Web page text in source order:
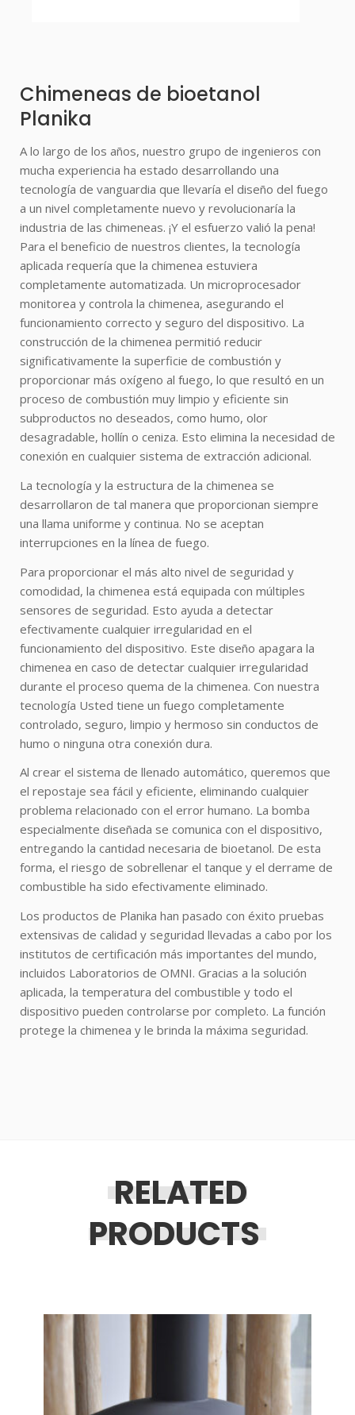
Chimeneas de bioetanol
Planika
A lo largo de los años, nuestro grupo de ingenieros con
mucha experiencia ha estado desarrollando una
tecnología de vanguardia que llevaría el diseño del fuego
a un nivel completamente nuevo y revolucionaría la
industria de las chimeneas. ¡Y el esfuerzo valió la pena!
Para el beneficio de nuestros clientes, la tecnología
aplicada requería que la chimenea estuviera
completamente automatizada. Un microprocesador
monitorea y controla la chimenea, asegurando el
funcionamiento correcto y seguro del dispositivo. La
construcción de la chimenea permitió reducir
significativamente la superficie de combustión y
proporcionar más oxígeno al fuego, lo que resultó en un
proceso de combustión muy limpio y eficiente sin
subproductos no deseados, como humo, olor
desagradable, hollín o ceniza. Esto elimina la necesidad de
conexión en cualquier sistema de extracción adicional.
La tecnología y la estructura de la chimenea se
desarrollaron de tal manera que proporcionan siempre
una llama uniforme y continua. No se aceptan
interrupciones en la línea de fuego.
Para proporcionar el más alto nivel de seguridad y
comodidad, la chimenea está equipada con múltiples
sensores de seguridad. Esto ayuda a detectar
efectivamente cualquier irregularidad en el
funcionamiento del dispositivo. Este diseño apagara la
chimenea en caso de detectar cualquier irregularidad
durante el proceso quema de la chimenea. Con nuestra
tecnología Usted tiene un fuego completamente
controlado, seguro, limpio y hermoso sin conductos de
humo o ninguna otra conexión dura.
Al crear el sistema de llenado automático, queremos que
el repostaje sea fácil y eficiente, eliminando cualquier
problema relacionado con el error humano. La bomba
especialmente diseñada se comunica con el dispositivo,
entregando la cantidad necesaria de bioetanol. De esta
forma, el riesgo de sobrellenar el tanque y el derrame de
combustible ha sido efectivamente eliminado.
Los productos de Planika han pasado con éxito pruebas
extensivas de calidad y seguridad llevadas a cabo por los
institutos de certificación más importantes del mundo,
incluidos Laboratorios de OMNI. Gracias a la solución
aplicada, la temperatura del combustible y todo el
dispositivo pueden controlarse por completo. La función
protege la chimenea y le brinda la máxima seguridad.
RELATED
PRODUCTS